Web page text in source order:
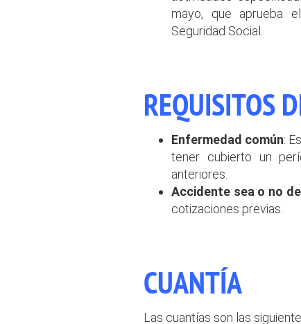
mayo, que aprueba
Seguridad Social.
REQUISITOS
Enfermedad común:
tener cubierto un
anteriores.
Accidente sea o no
cotizaciones previas.
CUANTÍA
Las cuantías son las